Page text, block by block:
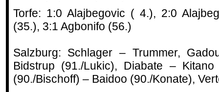
Torfe: 1:0 Alajbegovic ( 4.), 2:0
(35.), 3:1 Agbonifo (56.)
Salzburg: Schlager – Trummer,
Bidstrup (91./Lukic), Diabate – Kitano
(90./Bischoff) – Baidoo (90./Konate),